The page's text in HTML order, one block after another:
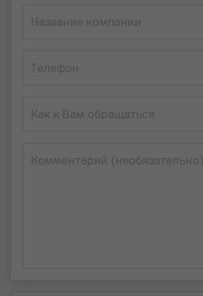
Название компании
Телефон
Как к Вам обращаться
Комментарий (необязательно)